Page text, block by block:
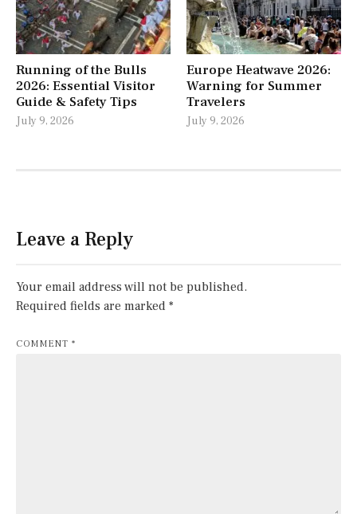
Running of the Bulls
2026: Essential Visitor
Guide & Safety Tips
July 9, 2026
Europe Heatwave 2026:
Warning for Summer
Travelers
July 9, 2026
Leave a Reply
Your email address will not be published.
Required fields are marked *
COMMENT *